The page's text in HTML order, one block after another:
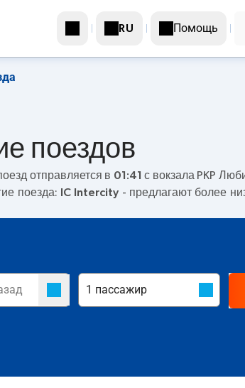
RU Помощь
поездов
отправляется в 01:41 с вокзала PKP
поезда: IC Intercity - предлагают более